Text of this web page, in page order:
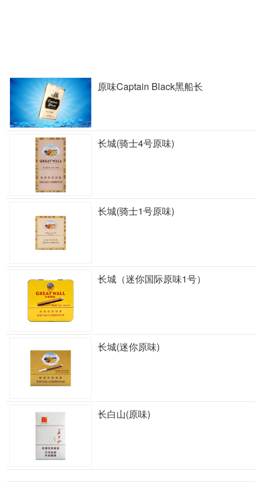
原味Captain Black黑船长
长城(骑士4号原味)
长城(骑士1号原味)
长城（迷你国际原味1号）
长城(迷你原味)
长白山(原味)